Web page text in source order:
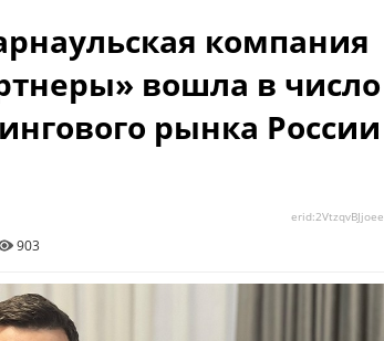
компания
вошла в число
рынка России
903
erid:2VtzqvBJjoeе